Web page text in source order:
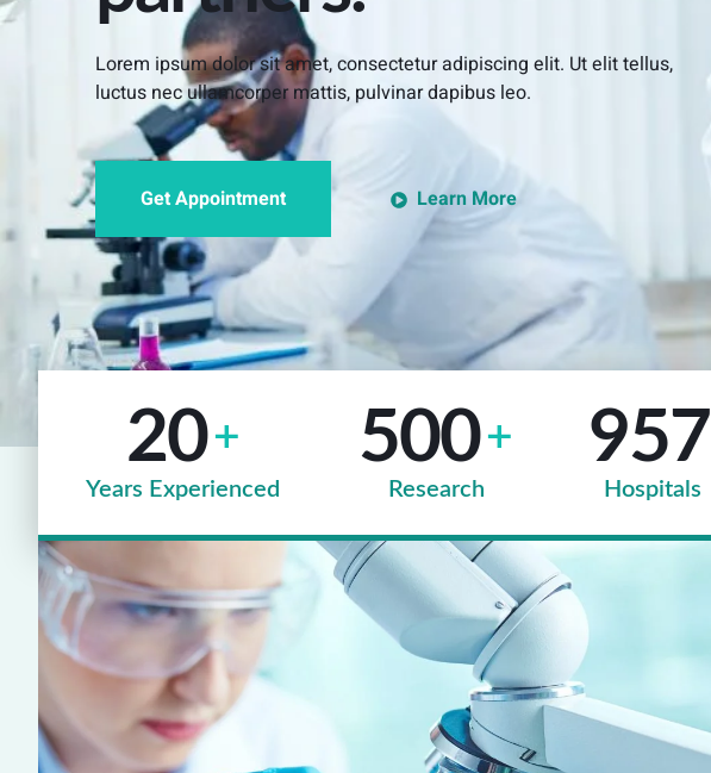
Lorem ipsum dolor sit amet, consectetur adipiscing elit. Ut elit tellus,
luctus nec ullamcorper mattis, pulvinar dapibus leo.
Get Appointment Learn More
20+
Years Experienced
500+
Research
957
Hospitals